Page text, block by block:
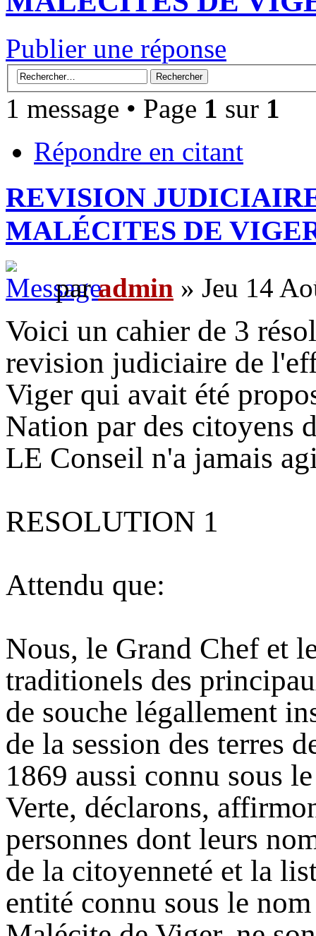
Publier une réponse
1 message • Page 1 sur 1
Répondre en citant
REVISION
MALÉCITES DE
paradmin » Jeu 14
Voici un cahier de 3
revision judiciaire de
Viger qui avait été
Nation par des citoyens
LE Conseil n'a jamais
RESOLUTION 1
Attendu que:
Nous, le Grand Chef et
traditionels des
de souche légallement
de la session des terres
1869 aussi connu sous
Verte, déclarons,
personnes dont leurs
de la citoyenneté et la
entité connu sous le